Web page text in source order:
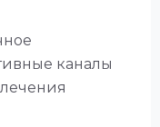
каналы